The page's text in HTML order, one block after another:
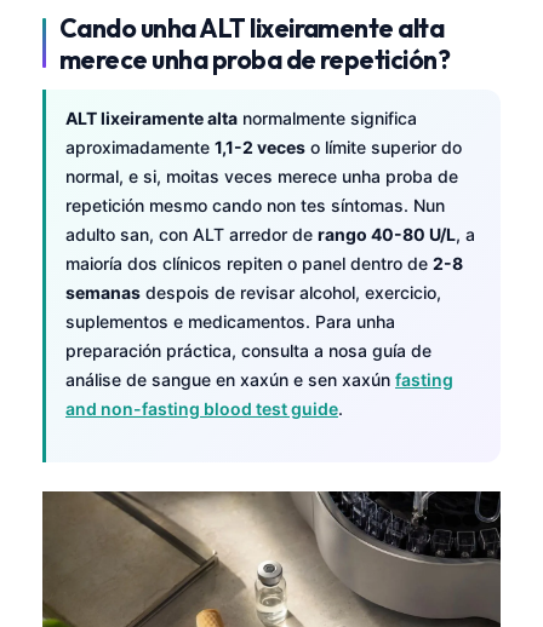
Cando unha ALT lixeiramente alta
merece unha proba de repetición?
ALT lixeiramente alta normalmente significa
aproximadamente 1,1-2 veces o límite superior do
normal, e si, moitas veces merece unha proba de
repetición mesmo cando non tes síntomas. Nun
adulto san, con ALT arredor de rango 40-80 U/L, a
maioría dos clínicos repiten o panel dentro de 2-8
semanas despois de revisar alcohol, exercicio,
suplementos e medicamentos. Para unha
preparación práctica, consulta a nosa guía de
análise de sangue en xaxún e sen xaxún fasting
and non-fasting blood test guide.